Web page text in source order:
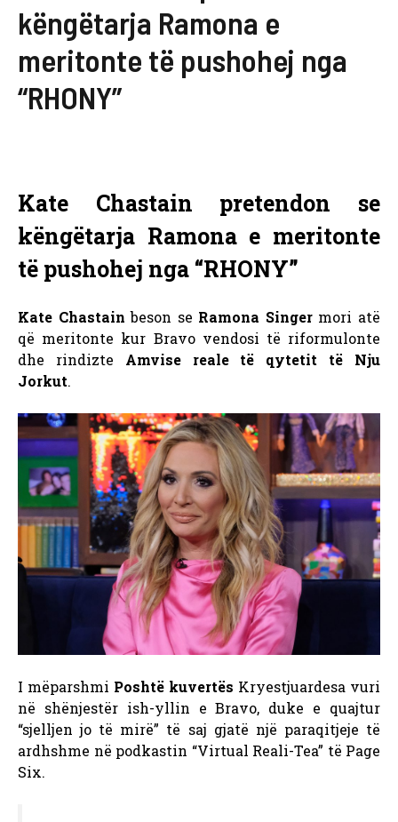
këngëtarja Ramona e
meritonte të pushohej nga
“RHONY”
Kate Chastain pretendon se
këngëtarja Ramona e meritonte
të pushohej nga “RHONY”
Kate Chastain beson se Ramona Singermori atë
që meritonte kur Bravo vendosi të riformulonte
dhe rindizte Amvise reale të qytetit të Nju
Jorkut.
I mëparshmi Poshtë kuvertës Kryestjuardesa vuri
në shënjestër ish-yllin e Bravo, duke e quajtur
“sjelljen jo të mirë” të saj gjatë një paraqitjeje të
ardhshme në podkastin “Virtual Reali-Tea” të Page
Six.